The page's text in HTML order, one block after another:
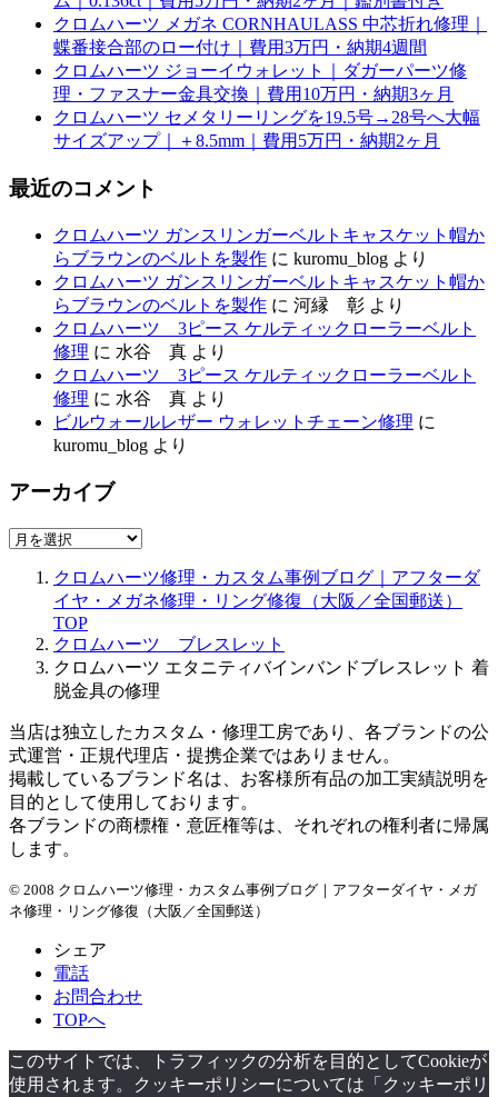
クロムハーツ メガネ CORNHAULASS 中芯折れ修理｜
蝶番接合部のロー付け｜費用3万円・納期4週間
クロムハーツ ジョーイウォレット｜ダガーパーツ修
理・ファスナー金具交換｜費用10万円・納期3ヶ月
クロムハーツ セメタリーリングを19.5号→28号へ大幅
サイズアップ｜＋8.5mm｜費用5万円・納期2ヶ月
最近のコメント
クロムハーツ ガンスリンガーベルトキャスケット帽か
らブラウンのベルトを製作 に kuromu_blog より
クロムハーツ ガンスリンガーベルトキャスケット帽か
らブラウンのベルトを製作 に 河縁 彰 より
クロムハーツ 3ピース ケルティックローラーベルト
修理 に 水谷 真 より
クロムハーツ 3ピース ケルティックローラーベルト
修理 に 水谷 真 より
ビルウォールレザー ウォレットチェーン修理 に
kuromu_blog より
アーカイブ
ア
クロムハーツ修理・カスタム事例ブログ｜アフターダ
イヤ・メガネ修理・リング修復（大阪／全国郵送）
TOP
クロムハーツ ブレスレット
クロムハーツ エタニティバインバンドブレスレット 着
脱金具の修理
当店は独立したカスタム・修理工房であり、各ブランドの公
式運営・正規代理店・提携企業ではありません。
掲載しているブランド名は、お客様所有品の加工実績説明を
目的として使用しております。
各ブランドの商標権・意匠権等は、それぞれの権利者に帰属
します。
© 2008 クロムハーツ修理・カスタム事例ブログ｜アフターダイヤ・メガ
ネ修理・リング修復（大阪／全国郵送）
シェア
電話
お問合わせ
TOPへ
このサイトでは、トラフィックの分析を目的としてCookieが
使用されます。クッキーポリシーについては「クッキーポリ